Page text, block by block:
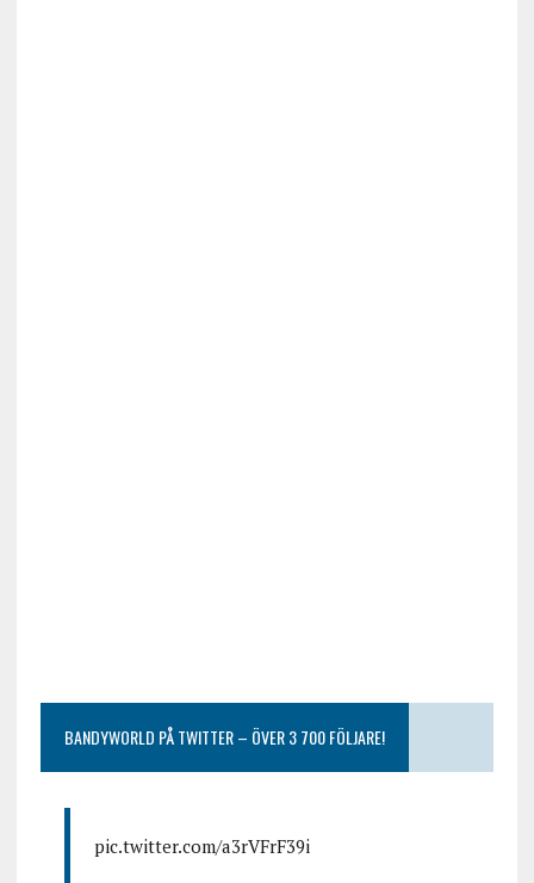
BANDYWORLD PÅ TWITTER – ÖVER 3 700 FÖLJARE!
pic.twitter.com/a3rVFrF39i